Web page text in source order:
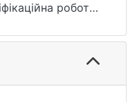
123456789/64
робота
123456789/64